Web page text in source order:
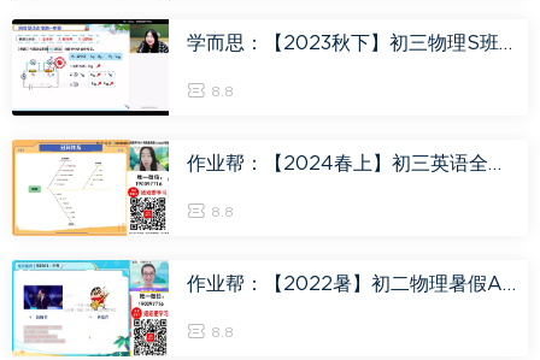
学而思：【2023秋下】初三物理S班 余沛州，百度网盘(7.25G)
8.8
作业帮：【2024春上】初三英语全国 林淼 A+，百度网盘(4.39G)
8.8
作业帮：【2022暑】初二物理暑假A+班 谭清军，百度网盘(6.89G)
8.8